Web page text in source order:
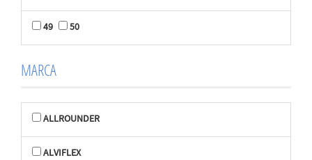
49 50
MARCA
ALLROUNDER
ALVIFLEX